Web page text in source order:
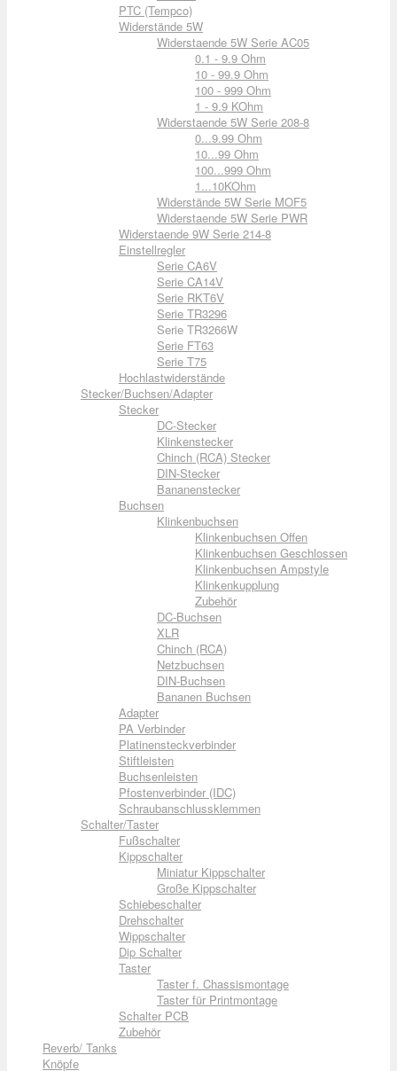
PTC (Tempco)
Widerstände 5W
Widerstaende 5W Serie AC05
0.1 - 9.9 Ohm
10 - 99.9 Ohm
100 - 999 Ohm
1 - 9.9 KOhm
Widerstaende 5W Serie 208-8
0...9.99 Ohm
10...99 Ohm
100...999 Ohm
1...10KOhm
Widerstände 5W Serie MOF5
Widerstaende 5W Serie PWR
Widerstaende 9W Serie 214-8
Einstellregler
Serie CA6V
Serie CA14V
Serie RKT6V
Serie TR3296
Serie TR3266W
Serie FT63
Serie T75
Hochlastwiderstände
Stecker/Buchsen/Adapter
Stecker
DC-Stecker
Klinkenstecker
Chinch (RCA) Stecker
DIN-Stecker
Bananenstecker
Buchsen
Klinkenbuchsen
Klinkenbuchsen Offen
Klinkenbuchsen Geschlossen
Klinkenbuchsen Ampstyle
Klinkenkupplung
Zubehör
DC-Buchsen
XLR
Chinch (RCA)
Netzbuchsen
DIN-Buchsen
Bananen Buchsen
Adapter
PA Verbinder
Platinensteckverbinder
Stiftleisten
Buchsenleisten
Pfostenverbinder (IDC)
Schraubanschlussklemmen
Schalter/Taster
Fußschalter
Kippschalter
Miniatur Kippschalter
Große Kippschalter
Schiebeschalter
Drehschalter
Wippschalter
Dip Schalter
Taster
Taster f. Chassismontage
Taster für Printmontage
Schalter PCB
Zubehör
Reverb/ Tanks
Knöpfe